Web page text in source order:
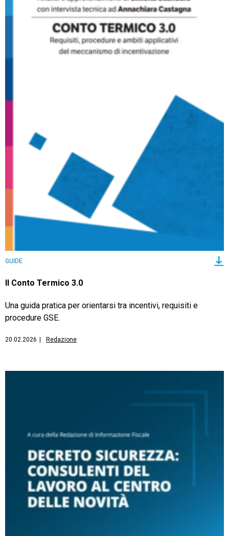
GUIDE
Il Conto Termico 3.0
Una guida pratica per orientarsi tra incentivi, requisiti e
procedure GSE.
20.02.2026 | Redazione